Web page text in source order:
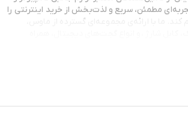
مطمئن، سریع و لذت‌بخش از خرید اینترنتی را
ما با ارائه‌ی مجموعه‌ای گسترده از ماوس،
کابل شارژ ،و انواع گجت‌های دیجیتال، همراه
در بارمان آی‌تی دارای اصالت و گارانتی معتبر
است تا شما بهترین انتخاب را متناسب با نیاز
بارمان آی‌تی یعنی انتخاب کیفیت، قیمت مناسب و